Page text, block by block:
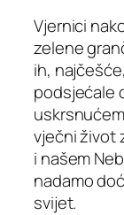
Vjernici
zelene
ih,
podsjećale
vječni život
i našem
nadamo
svijet.